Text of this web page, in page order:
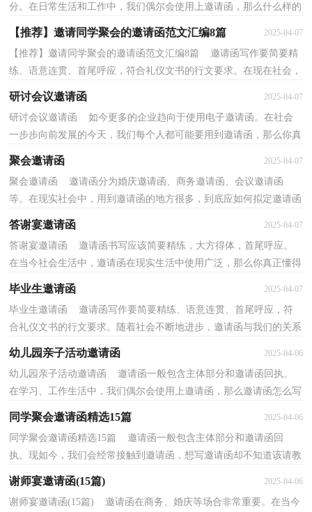
分。在日常生活和工作中，我们偶尔会使用上邀请函，那么什么样的
【推荐】邀请同学聚会的邀请函范文汇编8篇 2025-04-07
【推荐】邀请同学聚会的邀请函范文汇编8篇 邀请函写作要简要精
练、语意连贯、首尾呼应，符合礼仪文书的行文要求。在现在社会，
研讨会议邀请函 2025-04-07
研讨会议邀请函 如今更多的企业趋向于使用电子邀请函。在社会
一步步向前发展的今天，我们每个人都可能要用到邀请函，那么你真
聚会邀请函 2025-04-07
聚会邀请函 邀请函分为婚庆邀请函、商务邀请函、会议邀请函
等。在现实社会中，用到邀请函的地方很多，到底应如何拟定邀请函
呢？下面是小编收集整理的聚会邀请函，欢迎大家分享。...
答谢宴邀请函 2025-04-07
答谢宴邀请函 邀请函书写应该简要精练，大方得体，首尾呼应。
在当今社会生活中，邀请函在现实生活中使用广泛，那么你真正懂得
毕业生邀请函 2025-04-07
毕业生邀请函 邀请函写作要简要精练、语意连贯、首尾呼应，符
合礼仪文书的行文要求。随着社会不断地进步，邀请函与我们的关系
幼儿园亲子活动邀请函 2025-04-06
幼儿园亲子活动邀请函 邀请函一般包含主体部分和邀请函回执。
在学习、工作生活中，我们偶尔会使用上邀请函，那么邀请函怎么写
同学聚会邀请函精选15篇 2025-04-06
同学聚会邀请函精选15篇 邀请函一般包含主体部分和邀请函回
执。现如今，我们会经常接触到邀请函，想写邀请函却不知道该请教
谁？下面是小编为大家收集的同学聚会邀请函，希望能够...
谢师宴邀请函(15篇) 2025-04-06
谢师宴邀请函(15篇) 邀请函在商务、婚庆等场合非常重要。在当今